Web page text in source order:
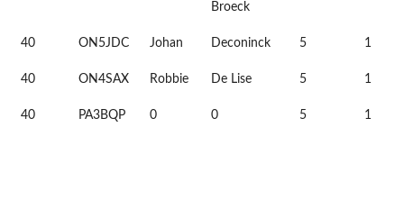
Broeck
40 ON5JDC Johan Deconinck 5 1
40 ON4SAX Robbie De Lise 5 1
40 PA3BQP 0 0 5 1